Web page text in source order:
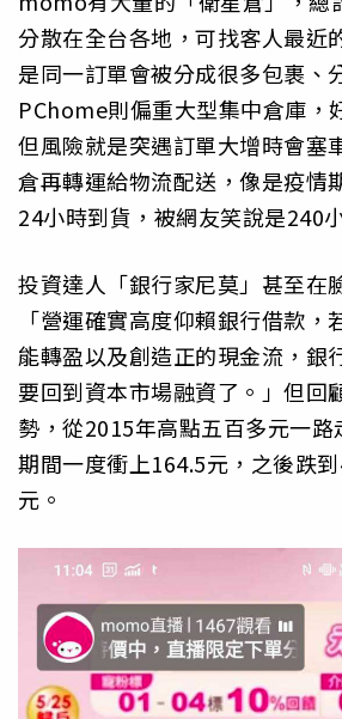
分散在全台各地，可找客人最近
是同一訂單會被分成很多包裹、
PChome則偏重大型集中倉庫，
但風險就是突遇訂單大增時會塞
倉再轉運給物流配送，像是疫情
24小時到貨，被網友笑說是240
投資達人「銀行家尼莫」甚至在
「營運確實高度仰賴銀行借款，
能轉盈以及創造正的現金流，銀
要回到資本市場融資了。」但回
勢，從2015年高點五百多元一
期間一度衝上164.5元，之後跌
元。